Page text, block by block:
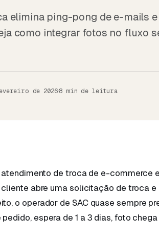
elimina ping-pong de e-mails e
como integrar fotos no fluxo
de 2026·8 min de leitura
de troca de e-commerce
abre uma solicitação de troca
o operador de SAC quase sempre
espera de 1 a 3 dias, foto